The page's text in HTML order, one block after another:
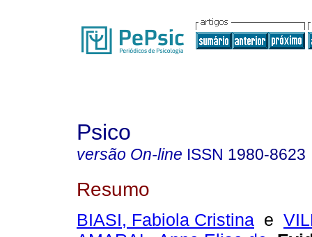
Psico
versão On-line ISSN 1980-8623
Resumo
BIASI, Fabiola Cristina e